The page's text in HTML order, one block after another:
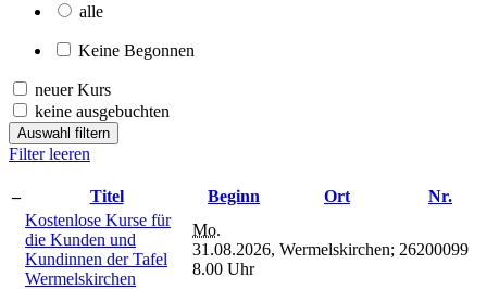
alle
Keine Begonnen
neuer Kurs
keine ausgebuchten
Auswahl filtern
Filter leeren
– Titel Beginn Ort
Nr.
Kostenlose Kurse für
die Kunden und
Kundinnen der Tafel
Wermelskirchen
Mo.
31.08.2026,
8.00 Uhr
Wermelskirchen; 26200099